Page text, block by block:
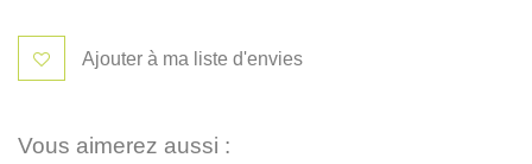
Ajouter à ma liste d'envies
Vous aimerez aussi :